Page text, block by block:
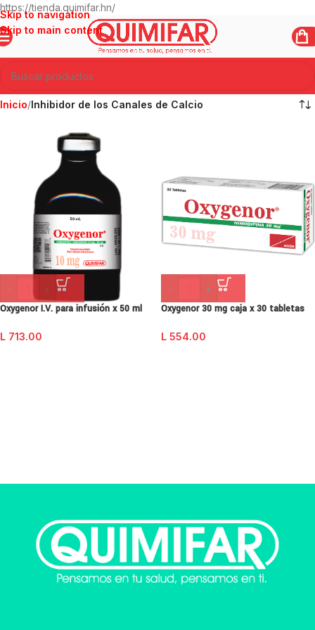
https://tienda.quimifar.hn/
Skip to navigation
Skip to main content
Inicio/Inhibidor de los Canales de Calcio
- +
Oxygenor I.V. para infusión x 50 ml
L 713.00
- +
Oxygenor 30 mg caja x 30 tabletas
L 554.00